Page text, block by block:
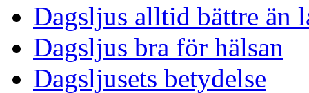
Dagsljus alltid bättre än
Dagsljus bra för hälsan
Dagsljusets betydelse